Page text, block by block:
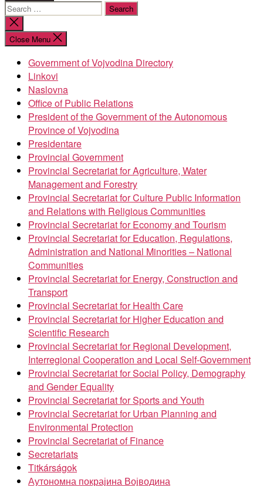
Search
for:
Close
search
Close Menu
Government of Vojvodina Directory
Linkovi
Naslovna
Office of Public Relations
President of the Government of the Autonomous
Province of Vojvodina
Presidentare
Provincial Government
Provincial Secretariat for Agriculture, Water
Management and Forestry
Provincial Secretariat for Culture Public Information
and Relations with Religious Communities
Provincial Secretariat for Economy and Tourism
Provincial Secretariat for Education, Regulations,
Administration and National Minorities – National
Communities
Provincial Secretariat for Energy, Construction and
Transport
Provincial Secretariat for Health Care
Provincial Secretariat for Higher Education and
Scientific Research
Provincial Secretariat for Regional Development,
Interregional Cooperation and Local Self-Government
Provincial Secretariat for Social Policy, Demography
and Gender Equality
Provincial Secretariat for Sports and Youth
Provincial Secretariat for Urban Planning and
Environmental Protection
Provincial Secretariat of Finance
Secretariats
Titkárságok
Аутономна покрајина Војводина